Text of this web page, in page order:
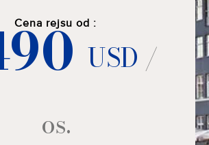
Cena rejsu od :
USD /
os.